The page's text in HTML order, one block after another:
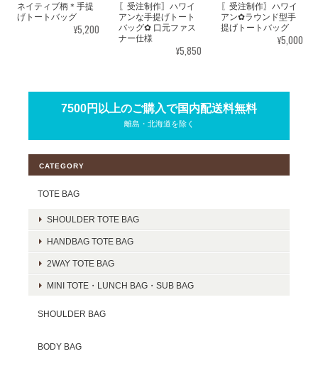
ネイティブ柄＊手提
げトートバッグ
¥5,200
〖受注制作〗ハワイ
アンな手提げトート
バッグ✿ 口元ファス
ナー仕様
¥5,850
〖受注制作〗ハワイ
アン✿ラウンド型手
提げトートバッグ
¥5,000
7500円以上のご購入で国内配送料無料
離島・北海道を除く
CATEGORY
TOTE BAG
SHOULDER TOTE BAG
HANDBAG TOTE BAG
2WAY TOTE BAG
MINI TOTE・LUNCH BAG・SUB BAG
SHOULDER BAG
BODY BAG